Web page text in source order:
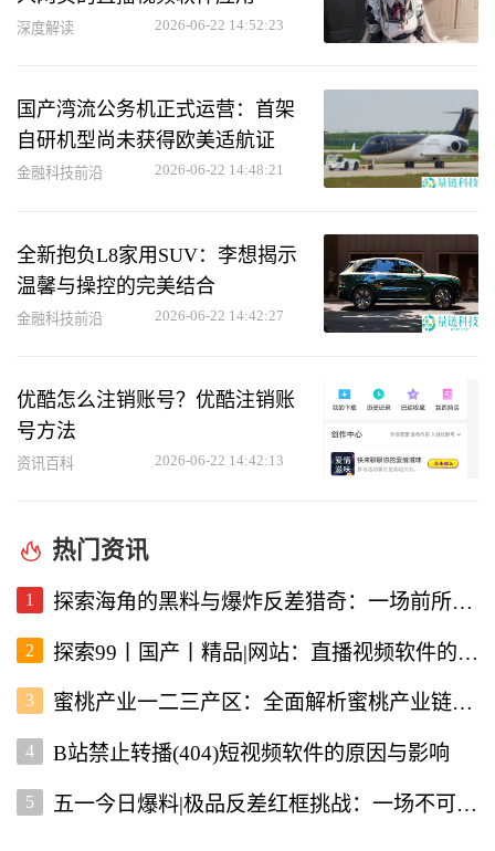
深度解读 2026-06-22 14:52:23
国产湾流公务机正式运营：首架
自研机型尚未获得欧美适航证
金融科技前沿 2026-06-22 14:48:21
全新抱负L8家用SUV：李想揭示
温馨与操控的完美结合
金融科技前沿 2026-06-22 14:42:27
优酷怎么注销账号？优酷注销账
号方法
资讯百科 2026-06-22 14:42:13
热门资讯
1 探索海角的黑料与爆炸反差猎奇：一场前所未有的直播视频体验
2 探索99丨国产丨精品|网站：直播视频软件的新选择
3 蜜桃产业一二三产区：全面解析蜜桃产业链的现状与未来
4 B站禁止转播(404)短视频软件的原因与影响
5 五一今日爆料|极品反差红框挑战：一场不可错过的直播盛宴